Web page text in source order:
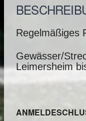
Regelmäßiges
Gewässer/
Leimersheim